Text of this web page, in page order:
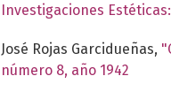
Investigaciones
José Rojas Garcidueñas,
número 8, año 1942